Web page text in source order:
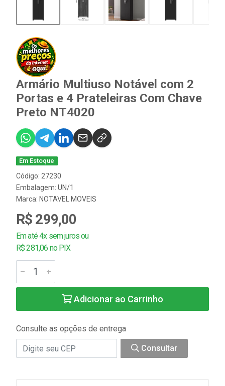
Armário Multiuso Notável com 2
Portas e 4 Prateleiras Com Chave
Preto NT4020
Em Estoque
Código: 27230
Embalagem: UN/1
Marca: NOTAVEL MOVEIS
R$ 299,00
Em até 4x sem juros ou
R$ 281,06 no PIX
Adicionar ao Carrinho
Consulte as opções de entrega
Consultar